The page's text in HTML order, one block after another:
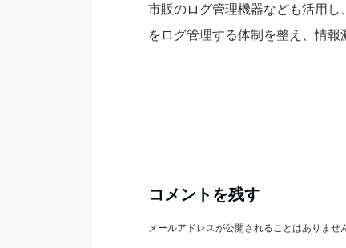
市販のログ管理機器なども活用
をログ管理する体制を整え、情報
コメントを残す
メールアドレスが公開されることはありませ